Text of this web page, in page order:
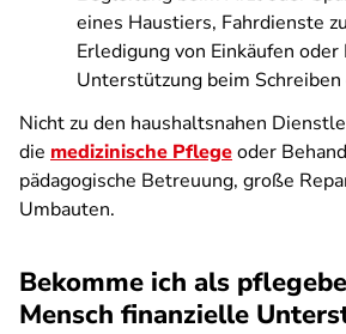
eines Haustiers, Fahrdienste
Erledigung von Einkäufen
Unterstützung beim
Nicht zu den haushaltsnahen
die medizinische Pflegeoder
pädagogische Betreuung, große
Umbauten.
Bekomme ich als
Mensch finanzielle